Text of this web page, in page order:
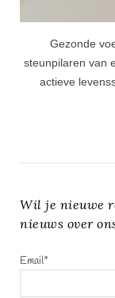
Gezonde
steunpilaren van
actieve
Wil je nieuwe
nieuws over
Email*